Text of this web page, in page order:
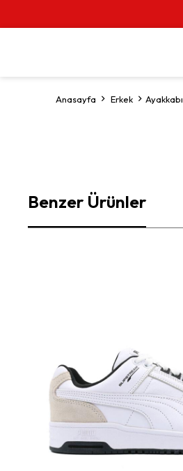
Anasayfa Erkek Ayakkabı
Benzer Ürünler